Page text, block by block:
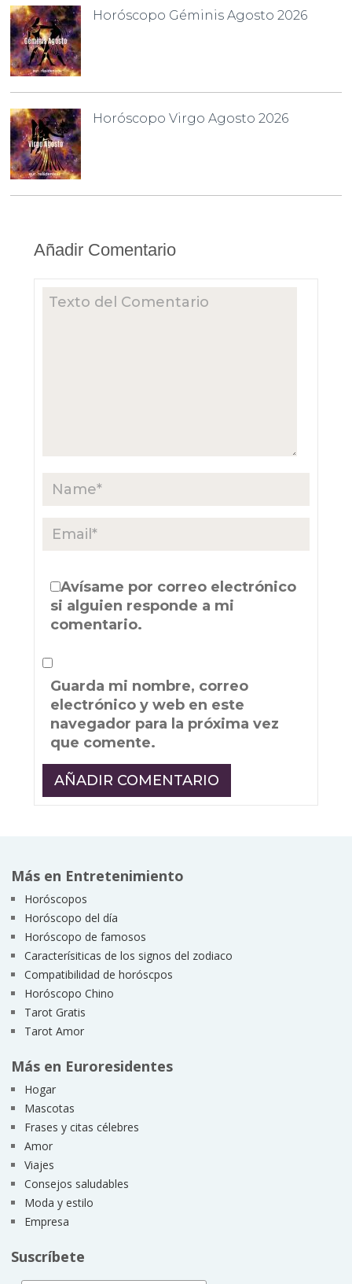
Horóscopo Géminis Agosto 2026
Horóscopo Virgo Agosto 2026
Añadir Comentario
Avísame por correo electrónico
si alguien responde a mi
comentario.
Guarda mi nombre, correo
electrónico y web en este
navegador para la próxima vez
que comente.
Más en Entretenimiento
Horóscopos
Horóscopo del día
Horóscopo de famosos
Caracterísiticas de los signos del zodiaco
Compatibilidad de horóscpos
Horóscopo Chino
Tarot Gratis
Tarot Amor
Más en Euroresidentes
Hogar
Mascotas
Frases y citas célebres
Amor
Viajes
Consejos saludables
Moda y estilo
Empresa
Suscríbete